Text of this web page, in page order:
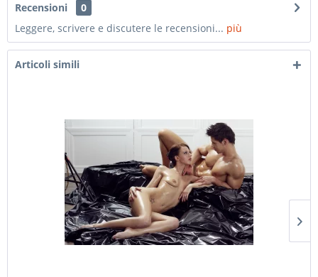
Recensioni
0
Leggere, scrivere e discutere le recensioni... più
Articoli simili